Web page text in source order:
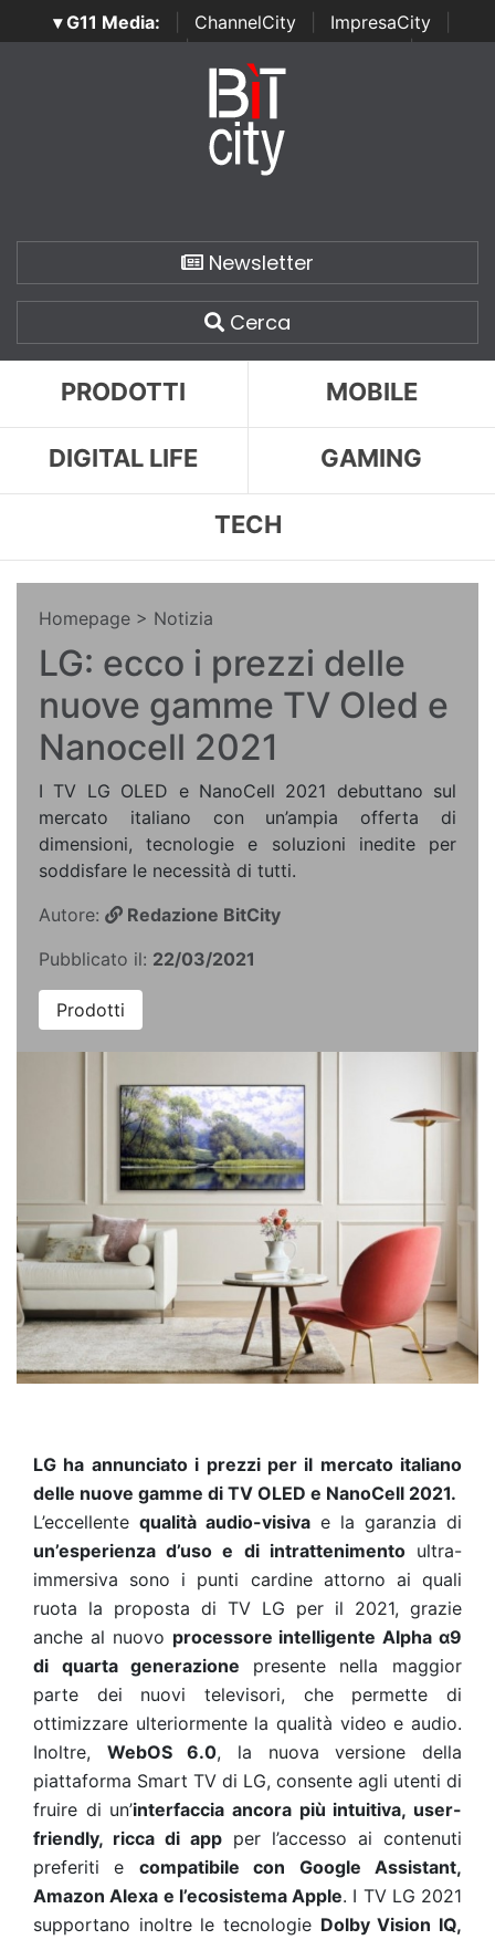
▾ G11 Media: ChannelCity ImpresaCity
SecurityOpenLab | Italian Channel Awards | Italian
Italian Security Awards
Newsletter
Cerca
PRODOTTI MOBILE
DIGITAL LIFE GAMING
TECH
Homepage > Notizia
LG: ecco i prezzi delle
nuove gamme TV Oled e
Nanocell 2021
I TV LG OLED e NanoCell 2021 debuttano sul
mercato italiano con un’ampia offerta di
dimensioni, tecnologie e soluzioni inedite per
soddisfare le necessità di tutti.
Autore:
Redazione BitCity
Pubblicato il: 22/03/2021
Prodotti
LG ha annunciato i prezzi per il mercato italiano
delle nuove gamme di TV OLED e NanoCell 2021.
L’eccellente qualità audio-visiva e la garanzia di
un’esperienza d’uso e di intrattenimentoultra-
immersiva sono i punti cardine attorno ai quali
ruota la proposta di TV LG per il 2021, grazie
anche al nuovo processore intelligente Alpha α9
di quarta generazione presente nella maggior
parte dei nuovi televisori, che permette di
ottimizzare ulteriormente la qualità video e audio.
Inoltre, WebOS 6.0, la nuova versione della
piattaforma Smart TV di LG, consente agli utenti di
fruire di un’interfaccia ancora più intuitiva, user-
friendly, ricca di app per l’accesso ai contenuti
preferiti e compatibile con Google Assistant,
Amazon Alexa e l’ecosistema Apple. I TV LG 2021
supportano inoltre le tecnologie Dolby Vision IQ,